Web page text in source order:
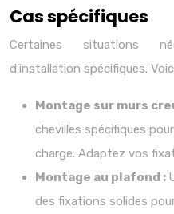
Cas spécifiques
Certaines situations
d’installation spécifiques.
Montage sur murs
chevilles spécifiques
charge. Adaptez vos
Montage au plafond :
des fixations solides